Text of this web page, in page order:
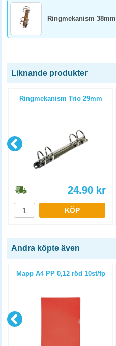
Ringmekanism 38mm
Liknande produkter
Ringmekanism Trio 29mm
24.90 kr
KÖP
Andra köpte även
Mapp A4 PP 0,12 röd 10st/fp